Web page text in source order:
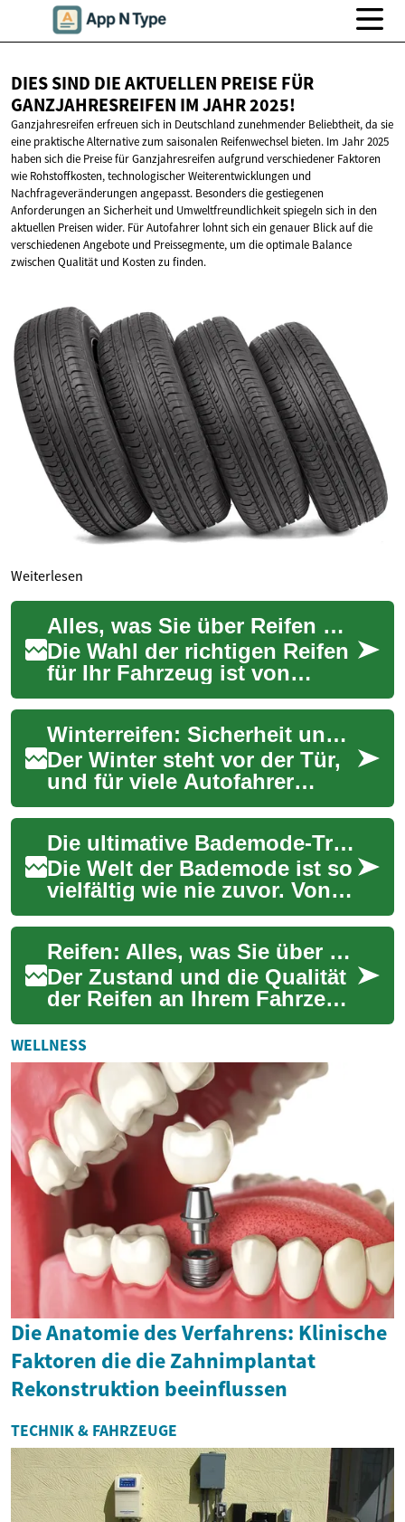
DIES SIND DIE AKTUELLEN PREISE FÜR
GANZJAHRESREIFEN IMJAHR 2025!
Ganzjahresreifen erfreuen sich in Deutschland zunehmender Beliebtheit, da sie
eine praktische Alternative zum saisonalen Reifenwechsel bieten. Im Jahr 2025
haben sich die Preise für Ganzjahresreifen aufgrund verschiedener Faktoren
wie Rohstoffkosten, technologischer Weiterentwicklungen und
Nachfrageveränderungen angepasst. Besonders die gestiegenen
Anforderungen an Sicherheit und Umweltfreundlichkeit spiegeln sich in den
aktuellen Preisen wider. Für Autofahrer lohnt sich ein genauer Blick auf die
verschiedenen Angebote und Preissegmente, um die optimale Balance
zwischen Qualität und Kosten zu finden.
Weiterlesen
Alles, was Sie über Reifen wissen müssen
Die Wahl der richtigen Reifen
für Ihr Fahrzeug ist von
entscheidender Bedeutung
für Sicherheit, Leistung und
Komfort ...
Winterreifen: Sicherheit und Komfort für die kalte Jahreszeit
Der Winter steht vor der Tür,
und für viele Autofahrer
bedeutet das eine wichtige
Entscheidung: Wann ist der
richtige...
Die ultimative Bademode-Trends für die moderne Frau
Die Welt der Bademode ist so
vielfältig wie nie zuvor. Von
klassischen Einteilern bis hin
zu trendigen Bikinis bietet...
Reifen: Alles, was Sie über Sommerreifen, Winterreifen und Ganzjahresreifen wissen müssen
Der Zustand und die Qualität
der Reifen an Ihrem Fahrzeug
sind entscheidend für Ihre
Sicherheit auf der Straße.
Reife...
WELLNESS
Die Anatomie des Verfahrens: Klinische
Faktoren die die Zahnimplantat
Rekonstruktion beeinflussen
TECHNIK & FAHRZEUGE